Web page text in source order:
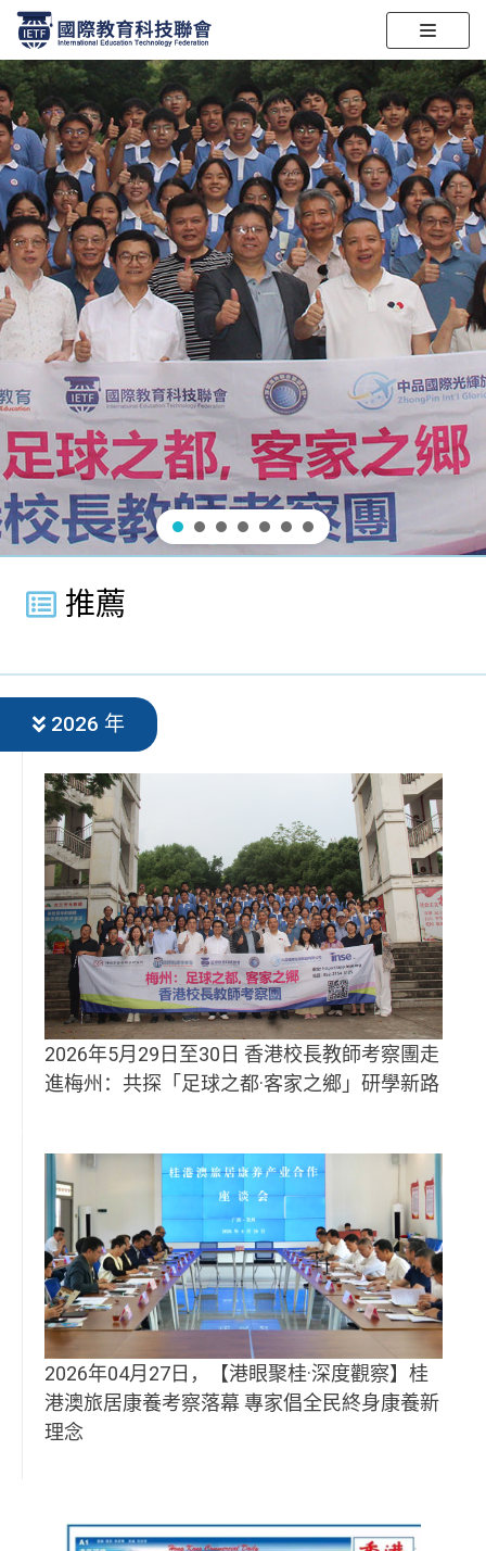
跳
至
正
文
2022年1月8日 举行
國際資優育論壇的星級講員和學校代表
分享
對象：中小學校長、副校長、資優教育負責老師
日期：2022年1月8日 時間：上午10:00-11:30
報名：掃二維碼登記（1月6日下午5時前）
地點：Zoom網上論壇
聽講證書：1.5小時，由國際教育科技聯會頒發
查看詳情
推薦
2026 年
2026年5月29日至30日 香港校長教師考察團走
進梅州：共探「足球之都·客家之鄉」研學新路
2026年04月27日，【港眼聚桂·深度觀察】桂
港澳旅居康養考察落幕 專家倡全民終身康養新
理念